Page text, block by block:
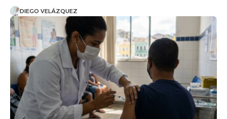
DIEGO VELÁZQUEZ